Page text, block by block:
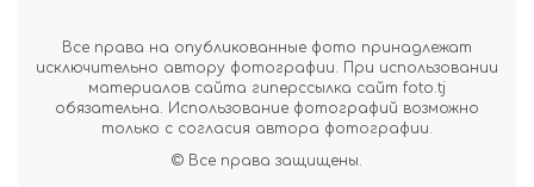
Все права на опубликованные фото принадлежат
исключительно автору фотографии. При использовании
материалов сайта гиперссылка сайт foto.tj
обязательна. Использование фотографий возможно
только с согласия автора фотографии.
© Все права защищены.